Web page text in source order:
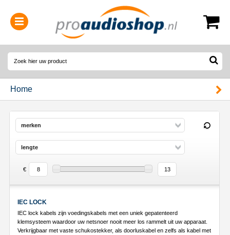
0314-364515
Home
merken
lengte
€
IEC LOCK
IEC lock kabels zijn voedingskabels met een uniek gepatenteerd
klemsysteem waardoor uw netsnoer nooit meer los rammelt uit uw apparaat.
Verkrijgbaar met vaste schukostekker, als doorluskabel en zelfs als kabel met